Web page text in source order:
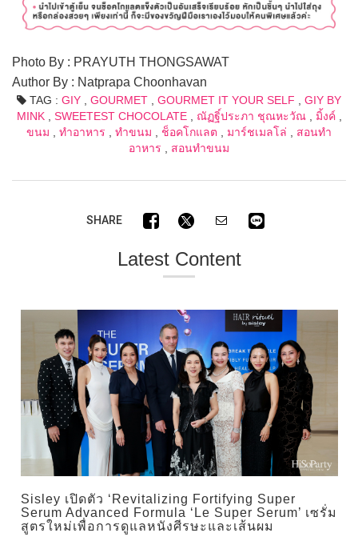
Photo By : PRAYUTH THONGSAWAT
Author By : Natprapa Choonhavan
TAG : GIY GOURMET GOURMET IT YOUR SELF
GIY BY
MINK, SWEETEST CHOCOLATE, ณัฏฐิ์ประภา ชุณหะวัณ, มิ้งค์,
ขนม
ทำอาหาร ทำขนม ช็อคโกแลต มาร์ชเมลโล่
สอนทำ
อาหาร
สอนทำขนม
SHARE
Latest Content
Sisley เปิดตัว ‘Revitalizing Fortifying Super
Serum Advanced Formula ‘Le Super Serum’ เซรั่ม
สูตรใหม่เพื่อการดูแลหนังศีรษะและเส้นผม